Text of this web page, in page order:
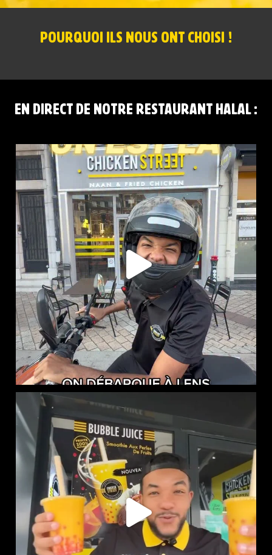
POURQUOI ILS NOUS ONT CHOISI !
EN DIRECT DE NOTRE RESTAURANT HALAL :
CHICKEN STREET LENS EST LÀ
12 Place...
44 37
NOUVEAUTÉ CHEZ CHICKEN STREET
...
46 0